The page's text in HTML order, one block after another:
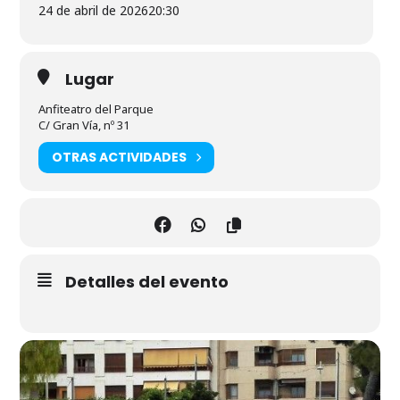
24 de abril de 202620:30
Lugar
Anfiteatro del Parque
C/ Gran Vía, nº 31
OTRAS ACTIVIDADES
Detalles del evento